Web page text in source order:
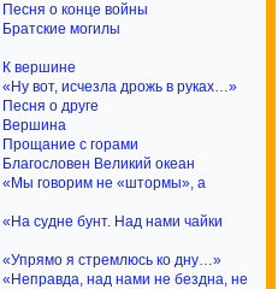
Песня о конце войны
Братские могилы
К вершине
«Ну вот, исчезла дрожь в руках…»
Песня о друге
Вершина
Прощание с горами
Благословен Великий океан
«Мы говорим не «штормы», а
«На судне бунт. Над нами чайки
«Упрямо я стремлюсь ко дну…»
«Неправда, над нами не бездна, не